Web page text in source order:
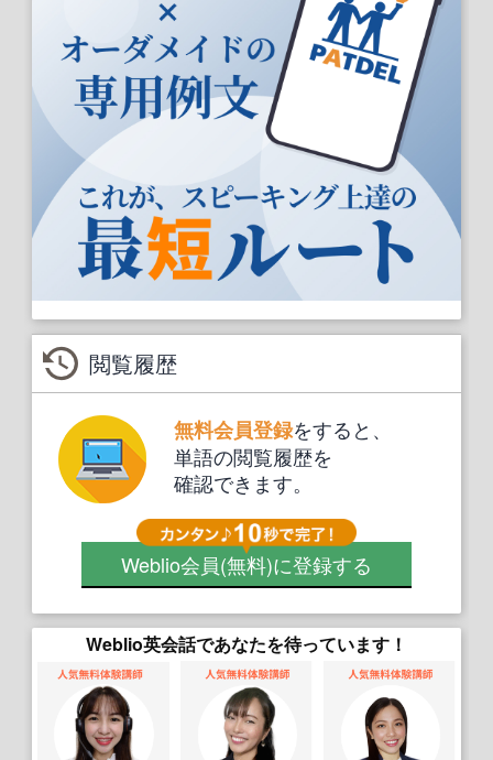
閲覧履歴
無料会員登録をすると、
単語の閲覧履歴を
確認できます。
Weblio会員(無料)に登録する
Weblio英会話であなたを待っています！